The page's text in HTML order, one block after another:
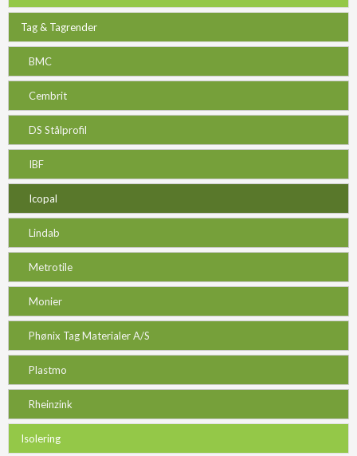
Tag & Tagrender
BMC
Cembrit
DS Stålprofil
IBF
Icopal
Lindab
Metrotile
Monier
Phønix Tag Materialer A/S
Plastmo
Rheinzink
Isolering